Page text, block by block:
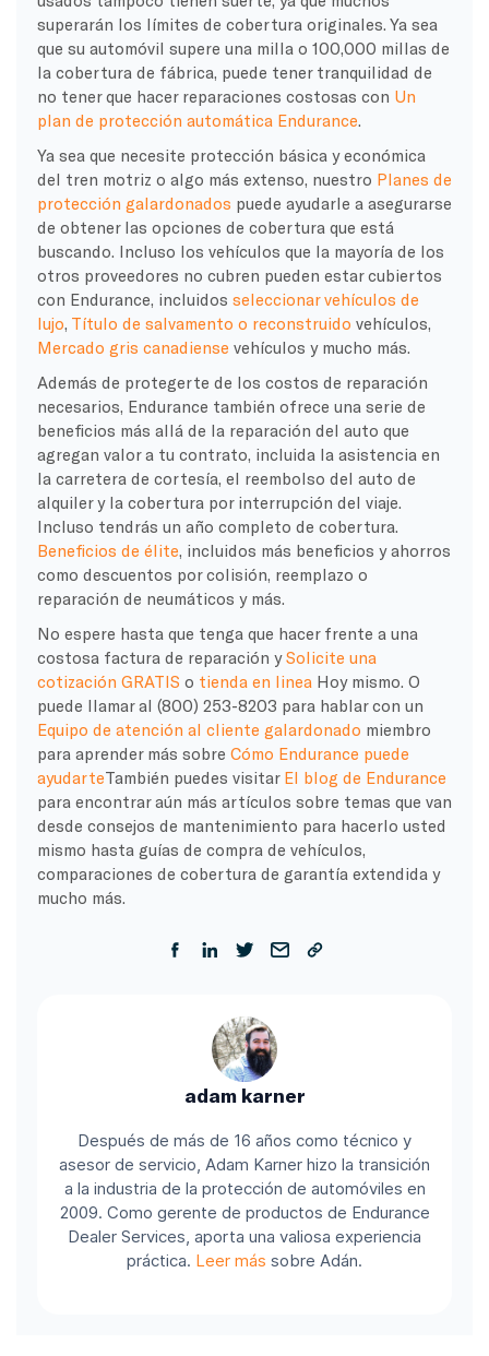
superarán los límites de cobertura originales. Ya sea
que su automóvil supere una milla o 100,000 millas de
la cobertura de fábrica, puede tener tranquilidad de
no tener que hacer reparaciones costosas con Un
plan de protección automática Endurance.
Ya sea que necesite protección básica y económica
del tren motriz o algo más extenso, nuestro Planes de
protección galardonados puede ayudarle a asegurarse
de obtener las opciones de cobertura que está
buscando. Incluso los vehículos que la mayoría de los
otros proveedores no cubren pueden estar cubiertos
con Endurance, incluidos seleccionar vehículos de
lujo, Título de salvamento o reconstruido vehículos,
Mercado gris canadiense vehículos y mucho más.
Además de protegerte de los costos de reparación
necesarios, Endurance también ofrece una serie de
beneficios más allá de la reparación del auto que
agregan valor a tu contrato, incluida la asistencia en
la carretera de cortesía, el reembolso del auto de
alquiler y la cobertura por interrupción del viaje.
Incluso tendrás un año completo de cobertura.
Beneficios de élite, incluidos más beneficios y ahorros
como descuentos por colisión, reemplazo o
reparación de neumáticos y más.
No espere hasta que tenga que hacer frente a una
costosa factura de reparación ySolicite una
cotización GRATIS o tienda en lineaHoy mismo. O
puede llamar al (800) 253-8203 para hablar con un
Equipo de atención al cliente galardonado miembro
para aprender más sobre Cómo Endurance puede
ayudarteTambién puedes visitar El blog de Endurance
para encontrar aún más artículos sobre temas que van
desde consejos de mantenimiento para hacerlo usted
mismo hasta guías de compra de vehículos,
comparaciones de cobertura de garantía extendida y
mucho más.
adam karner
Después de más de 16 años como técnico y
asesor de servicio, Adam Karner hizo la transición
a la industria de la protección de automóviles en
2009. Como gerente de productos de Endurance
Dealer Services, aporta una valiosa experiencia
práctica. Leer más sobre Adán.